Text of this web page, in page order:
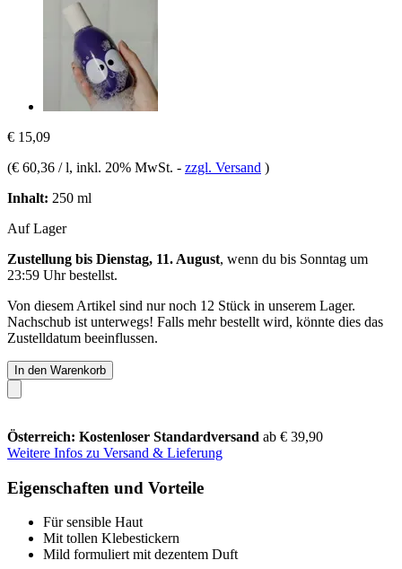
€ 15,09
(€ 60,36 / l, inkl. 20% MwSt. - zzgl. Versand )
Inhalt: 250 ml
Auf Lager
Zustellung bis Dienstag, 11. August, wenn du bis Sonntag um
23:59 Uhrbestellst.
Von diesem Artikel sind nur noch 12 Stück in unserem Lager.
Nachschub ist unterwegs! Falls mehr bestellt wird, könnte dies das
Zustelldatum beeinflussen.
In den Warenkorb
Österreich: Kostenloser Standardversand ab € 39,90
Weitere Infos zu Versand & Lieferung
Eigenschaften und Vorteile
Für sensible Haut
Mit tollen Klebestickern
Mild formuliert mit dezentem Duft